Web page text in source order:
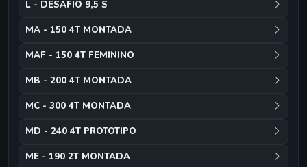
L - DESAFIO 9,5 S
MA - 150 4T MONTADA
MAF - 150 4T FEMININO
MB - 200 4T MONTADA
MC - 300 4T MONTADA
MD - 240 4T PROTOTIPO
ME - 190 2T MONTADA